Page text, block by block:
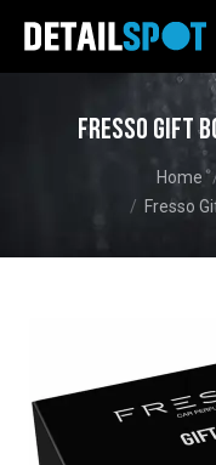
Fresso Gift
Home
Fresso